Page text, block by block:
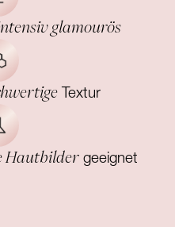
glamourös
Textur
Hautbilder geeignet